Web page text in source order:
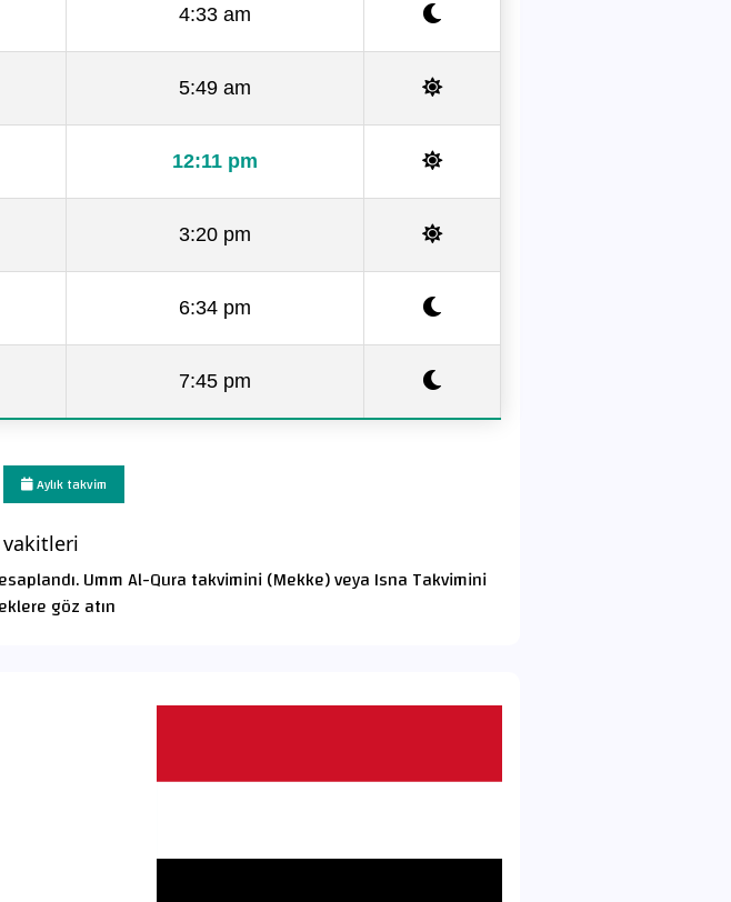
4:33 am
5:49 am
12:11 pm
3:20 pm
6:34 pm
7:45 pm
Aylık takvim
vakitleri
Umm Al-Qura takvimini (Mekke) veya Isna Takvimini
göz atın